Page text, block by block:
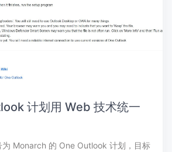
计划用 Web 技术统一
为 Monarch 的 One Outlook 计划，目标